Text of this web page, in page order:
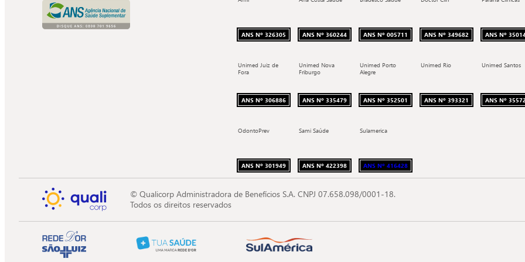
ANS Nº 326305 ANS Nº 360244 ANS Nº 005711 ANS Nº 349682 ANS Nº
Unimed Juiz de
Fora
ANS Nº 306886
Unimed Nova
Friburgo
ANS Nº 335479
Unimed Porto
Alegre
ANS Nº 352501
Unimed Rio
ANS Nº 393321
Unimed Santos
ANS Nº
OdontoPrev
ANS Nº 301949
Sami Saúde
ANS Nº 422398
Sulamerica
ANS Nº 416428
© Qualicorp Administradora de Benefícios S.A. CNPJ 07.658.098/0001-18.
Todos os direitos reservados